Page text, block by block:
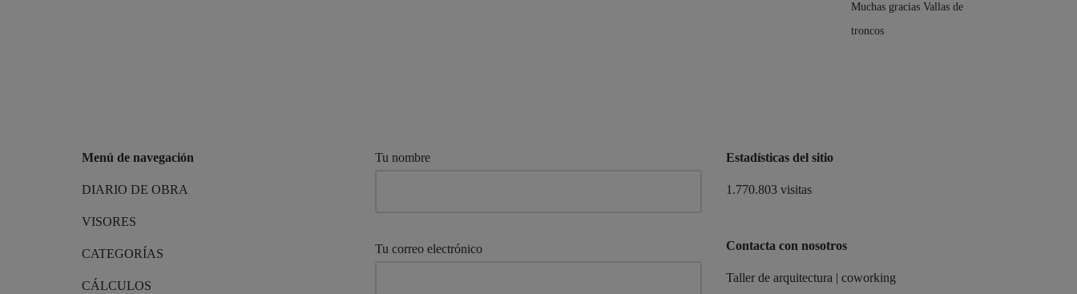
Muchas gracias Vallas de
troncos
Menú de navegación
DIARIO DE OBRA
VISORES
CATEGORÍAS
CÁLCULOS
Tu nombre
Tu correo electrónico
Estadísticas del sitio
1.770.803 visitas
Contacta con nosotros
Taller de arquitectura | coworking